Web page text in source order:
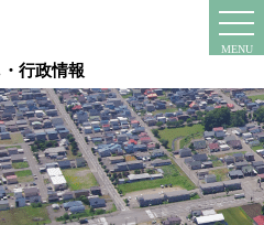
・行政情報
MENU